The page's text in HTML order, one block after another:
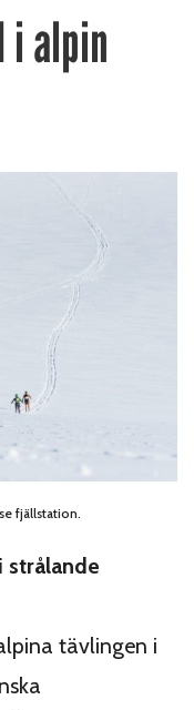
i alpin
fjällstation.
strålande
tävlingen i